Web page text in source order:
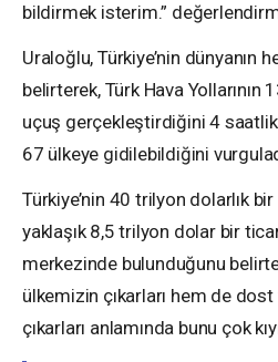
bildirmek isterim.”
Uraloğlu, Türkiye’nin dünyanın
belirterek, Türk Hava
uçuş gerçekleştirdiğini 4
67 ülkeye gidilebildiğini
Türkiye’nin 40 trilyon dolarlık
yaklaşık 8,5 trilyon dolar bir
merkezinde bulunduğunu
ülkemizin çıkarları hem de
çıkarları anlamında bunu çok